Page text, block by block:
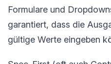
Formulare und
garantiert, dass die
gültige Werte eingeben